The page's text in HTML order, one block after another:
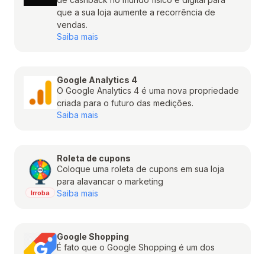
que a sua loja aumente a recorrência de
vendas.
Saiba mais
Google Analytics 4
O Google Analytics 4 é uma nova propriedade
criada para o futuro das medições.
Saiba mais
Irroba
Roleta de cupons
Coloque uma roleta de cupons em sua loja
para alavancar o marketing
Saiba mais
Google Shopping
É fato que o Google Shopping é um dos